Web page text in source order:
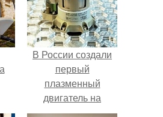
В России создали
первый
плазменный
двигатель на
криптоне.